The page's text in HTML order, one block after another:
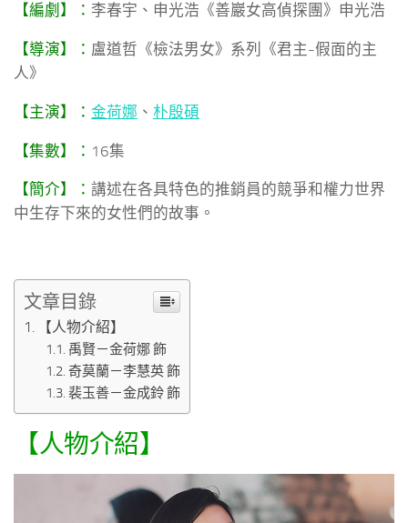
【編劇】： 李春宇、申光浩《善巖女高偵探團》申光浩
【導演】： 盧道哲《檢法男女》系列《君主-假面的主
人》
【主演】： 金荷娜 、 朴殷碩
【集數】： 16集
【簡介】： 講述在各具特色的推銷員的競爭和權力世界
中生存下來的女性們的故事。
文章目錄
【人物介紹】
禹賢－金荷娜 飾
奇莫蘭－李慧英 飾
裴玉善－金成鈴 飾
【人物介紹】